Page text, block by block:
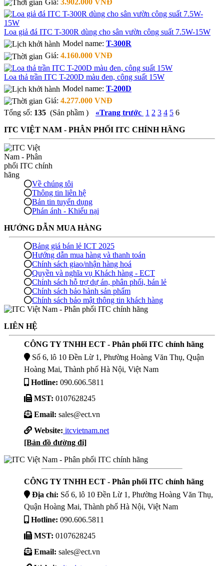
Loa giả đá ITC T-300R dùng cho sân vườn công suất 7.5W-15W
Model name: T-300R
Giá: 4.160.000 VNĐ
Loa thả trần ITC T-200D màu đen, công suất 15W
Model name: T-200D
Giá: 4.277.000 VNĐ
Tổng số: 135 (Sản phầm ) «Trang trước 1 2 3 4 5 6
ITC VIỆT NAM - PHÂN PHỐI ITC CHÍNH HÃNG
Về chúng tôi
Thông tin liên hệ
Bản tin tuyển dụng
Phán ánh - Khiếu nại
HƯỚNG DẪN MUA HÀNG
Bảng giá bán lẻ ICT 2025
Hướng dẫn mua hàng và thanh toán
Chính sách giao/nhận hàng hoá
Quyền và nghĩa vụ Khách hàng - ECT
Chính sách hỗ trợ dự án, phân phối, bán lẻ
Chính sách bảo hành sản phẩm
Chính sách bảo mật thông tin khách hàng
LIÊN HỆ
CÔNG TY TNHH ECT - Phân phối ITC chính hãng
Số 6, lô 10 Đền Lừ 1, Phường Hoàng Văn Thụ, Quận
Hoàng Mai, Thành phố Hà Nội, Việt Nam
Hotline: 090.606.5811
MST: 0107628245
Email: sales@ect.vn
Website: itcvietnam.net
[Bản đồ đường đi]
CÔNG TY TNHH ECT - Phân phối ITC chính hãng
Địa chỉ: Số 6, lô 10 Đền Lừ 1, Phường Hoàng Văn Thụ,
Quận Hoàng Mai, Thành phố Hà Nội, Việt Nam
Hotline: 090.606.5811
MST: 0107628245
Email: sales@ect.vn